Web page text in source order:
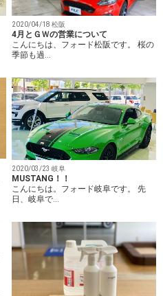
2020/04/18 松阪
4月とＧＷの営業について
こんにちは、フォード松阪です。 桜の
季節も過…
2020/03/23 岐阜
MUSTANG！！
こんにちは。フォード岐阜です。 先
日、岐阜で…